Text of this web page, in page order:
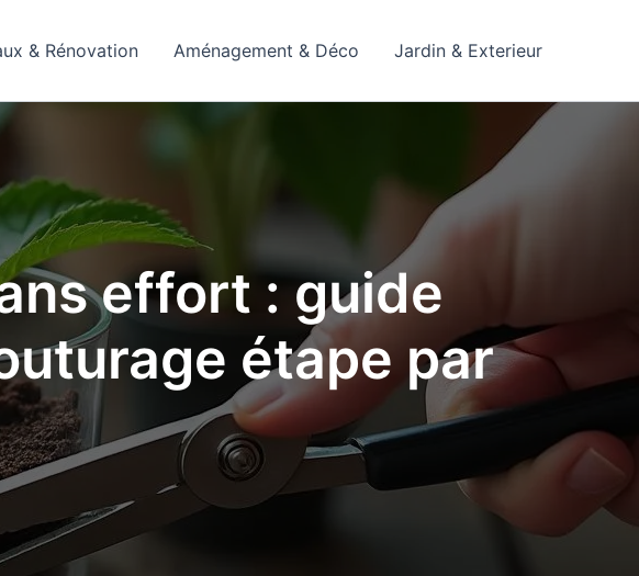
& Rénovation Aménagement & Déco Jardin & Exterieur
effort : guide
étape par